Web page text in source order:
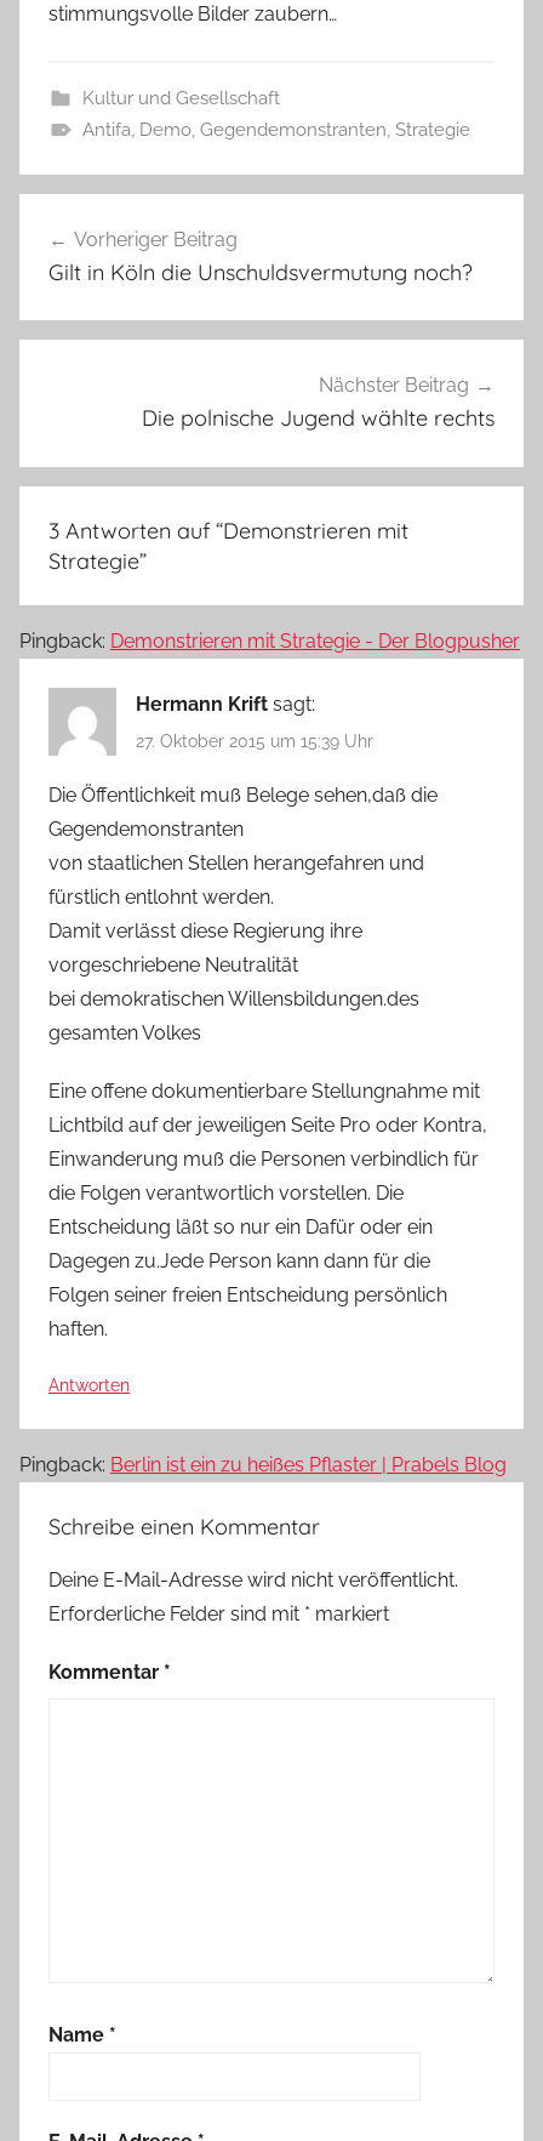
stimmungsvolle Bilder zaubern…
Kultur und Gesellschaft
Antifa, Demo, Gegendemonstranten, Strategie
Vorheriger Beitrag
Gilt in Köln die Unschuldsvermutung noch?
Nächster Beitrag
Die polnische Jugend wählte rechts
3 Antworten auf “Demonstrieren mit
Strategie”
Pingback: Demonstrieren mit Strategie - Der Blogpusher
Hermann Krift sagt:
27. Oktober 2015 um 15:39 Uhr
Die Öffentlichkeit muß Belege sehen,daß die
Gegendemonstranten
von staatlichen Stellen herangefahren und
fürstlich entlohnt werden.
Damit verlässt diese Regierung ihre
vorgeschriebene Neutralität
bei demokratischen Willensbildungen.des
gesamten Volkes
Eine offene dokumentierbare Stellungnahme mit
Lichtbild auf der jeweiligen Seite Pro oder Kontra,
Einwanderung muß die Personen verbindlich für
die Folgen verantwortlich vorstellen. Die
Entscheidung läßt so nur ein Dafür oder ein
Dagegen zu.Jede Person kann dann für die
Folgen seiner freien Entscheidung persönlich
haften.
Antworten
Pingback: Berlin ist ein zu heißes Pflaster | Prabels Blog
Schreibe einen Kommentar
Deine E-Mail-Adresse wird nicht veröffentlicht.
Erforderliche Felder sind mit * markiert
Kommentar *
Name *